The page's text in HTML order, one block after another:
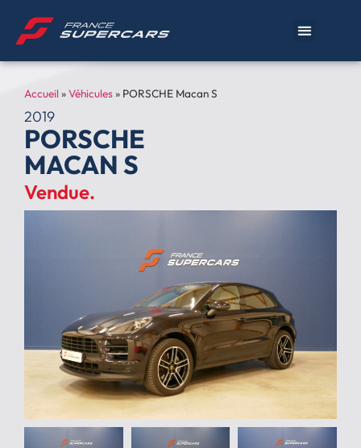
Accueil »Véhicules» PORSCHE Macan S
2019
PORSCHE
MACAN S
Vendue.